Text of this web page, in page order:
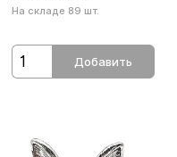
На складе 89 шт.
Добавить